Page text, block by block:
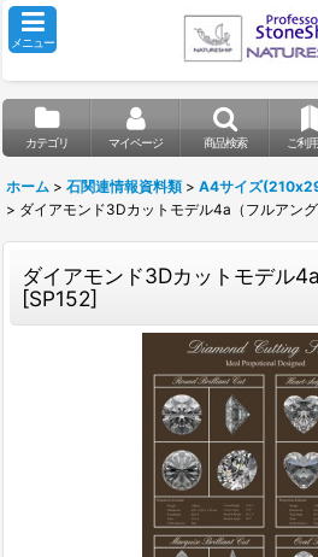
メニュー
カテゴリ マイページ 商品検索 ご利
ホーム > 石関連情報資料類 > A4サイズ
> ダイアモンド3Dカットモデル4a（フルアング
ダイアモンド3Dカットモデル
[SP152]